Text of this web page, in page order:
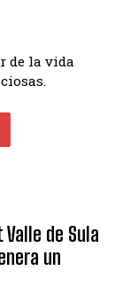
de la vida
de Sula
un